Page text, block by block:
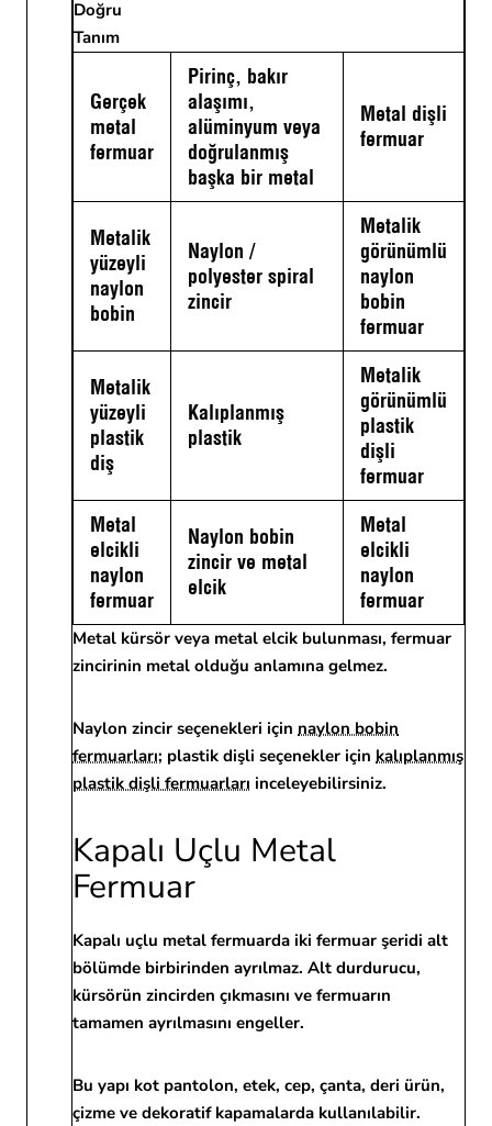
Doğru
Tanım
Gerçek
metal
fermuar
Pirinç, bakır
alaşımı,
alüminyum veya
doğrulanmış
başka bir metal
Metal dişli
fermuar
Metalik
yüzeyli
naylon
bobin
Naylon /
polyester spiral
zincir
Metalik
görünümlü
naylon
bobin
fermuar
Metalik
yüzeyli
plastik
diş
Kalıplanmış
plastik
Metalik
görünümlü
plastik
dişli
fermuar
Metal
elcikli
naylon
fermuar
Naylon bobin
zincir ve metal
elcik
Metal
elcikli
naylon
fermuar
Metal kürsör veya metal elcik bulunması, fermuar
zincirinin metal olduğu anlamına gelmez.
Naylon zincir seçenekleri için naylon bobin
fermuarları; plastik dişli seçenekler için kalıplanmış
plastik dişli fermuarları inceleyebilirsiniz.
Kapalı Uçlu Metal
Fermuar
Kapalı uçlu metal fermuarda iki fermuar şeridi alt
bölümde birbirinden ayrılmaz. Alt durdurucu,
kürsörün zincirden çıkmasını ve fermuarın
tamamen ayrılmasını engeller.
Bu yapı kot pantolon, etek, cep, çanta, deri ürün,
çizme ve dekoratif kapamalarda kullanılabilir.